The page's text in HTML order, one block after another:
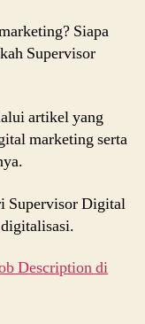
Siapa
Supervisor
artikel yang
marketing serta
Supervisor Digital
Description di